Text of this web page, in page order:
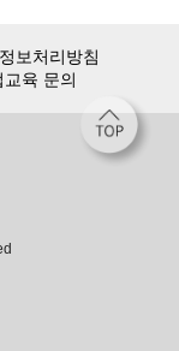
보처리방침
교육 문의